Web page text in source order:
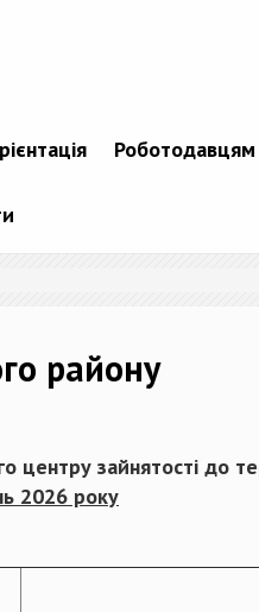
Роботодавцям
району
центру зайнятості до
2026 року